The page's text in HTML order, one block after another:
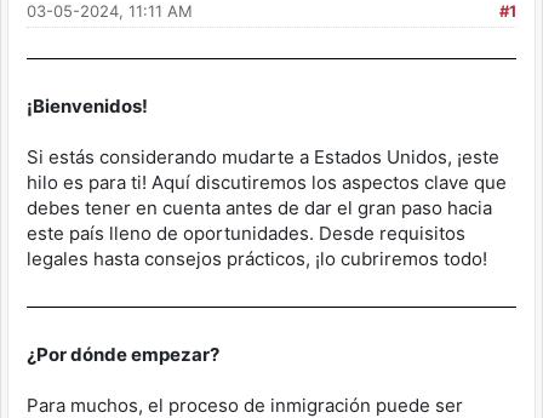
#1
03-05-2024, 11:11 AM
¡Bienvenidos!
Si estás considerando mudarte a Estados Unidos, ¡este
hilo es para ti! Aquí discutiremos los aspectos clave que
debes tener en cuenta antes de dar el gran paso hacia
este país lleno de oportunidades. Desde requisitos
legales hasta consejos prácticos, ¡lo cubriremos todo!
¿Por dónde empezar?
Para muchos, el proceso de inmigración puede ser